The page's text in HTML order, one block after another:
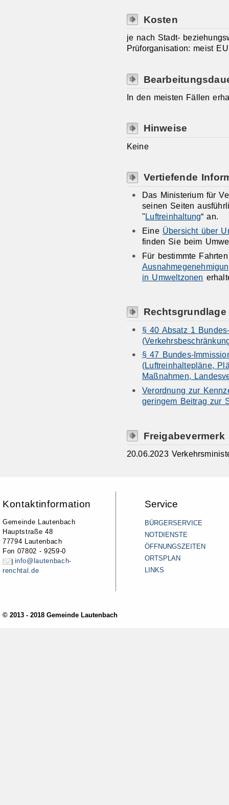
Kosten
je nach Stadt-
Prüforganisation: meist
In den meisten Fällen
Hinweise
Keine
Vertiefende
Das Ministerium für
seinen Seiten
"Luftreinhaltung“ an.
Eine Übersicht über
finden Sie beim
Für bestimmte
in Umweltzonen
Rechtsgrundlage
§ 40 Absatz 1
§ 47 Bundes-
(Luftreinhaltepläne,
Maßnahmen,
Verordnung zur
geringem Beitrag zur
Freigabevermerk
20.06.2023
Kontaktinformation
Gemeinde Lautenbach
Hauptstraße 48
77794 Lautenbach
Fon 07802 - 9259-0
info@lautenbach-
renchtal.de
Service
BÜRGERSERVICE
NOTDIENSTE
ÖFFNUNGSZEITEN
ORTSPLAN
LINKS
© 2013 - 2018 Gemeinde Lautenbach